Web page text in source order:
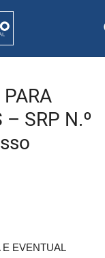
PARA
– SRP N.º
EVENTUAL